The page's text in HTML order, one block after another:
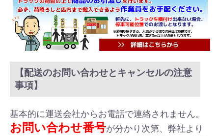
【配送のお問い合わせとキャンセルの注意
事項】
基本的に運送会社からお電話で連絡されません。
お問い合わせ番号が分かり次第、弊社より